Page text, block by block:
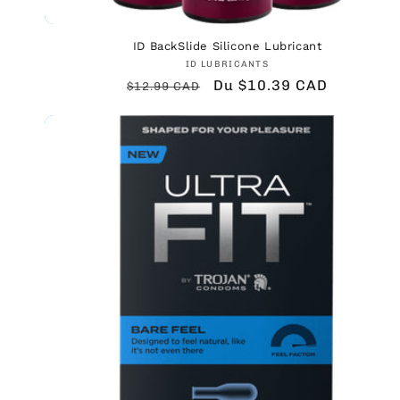
ID BackSlide Silicone Lubricant
Fournisseur :
ID LUBRICANTS
Prix
$12.99 CAD
Prix
Du $10.39 CAD